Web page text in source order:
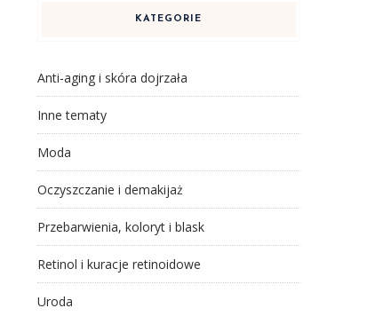
KATEGORIE
Anti-aging i skóra dojrzała
Inne tematy
Moda
Oczyszczanie i demakijaż
Przebarwienia, koloryt i blask
Retinol i kuracje retinoidowe
Uroda